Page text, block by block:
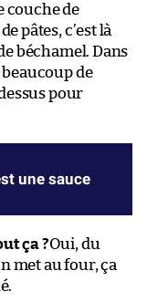
couche de
pâtes, c’est là
béchamel. Dans
beaucoup de
pour
une sauce
ça ?Oui, du
met au four, ça